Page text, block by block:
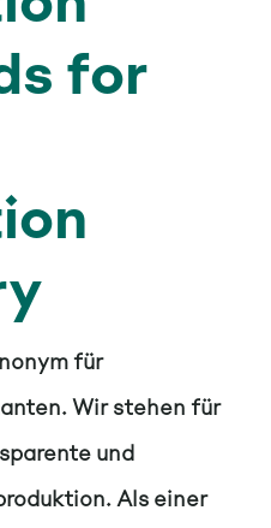
for
für
Wir stehen für
und
Als einer